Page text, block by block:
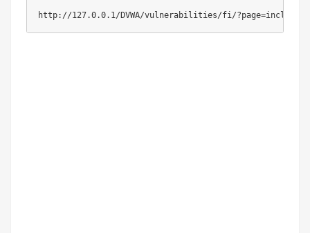
http://127.0.0.1/DVWA/vulnerabilities/fi/